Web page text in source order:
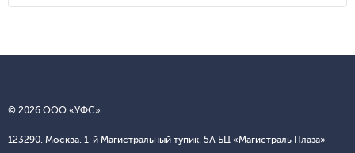
© 2026 ООО «УФС»
123290, Москва, 1-й Магистральный тупик, 5А БЦ «Магистраль Плаза»